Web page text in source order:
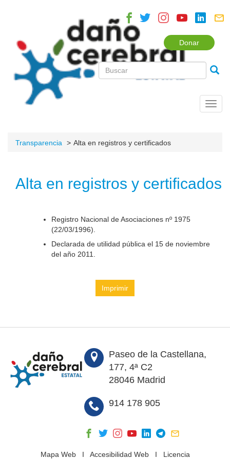
Donar
Transparencia Alta en registros y certificados
Alta en registros y certificados
Registro Nacional de Asociaciones nº 1975
(22/03/1996).
Declarada de utilidad pública el 15 de noviembre
del año 2011.
Imprimir
Paseo de la Castellana,
177, 4ª C2
28046 Madrid
914 178 905
Mapa WebI Accesibilidad WebI Licencia